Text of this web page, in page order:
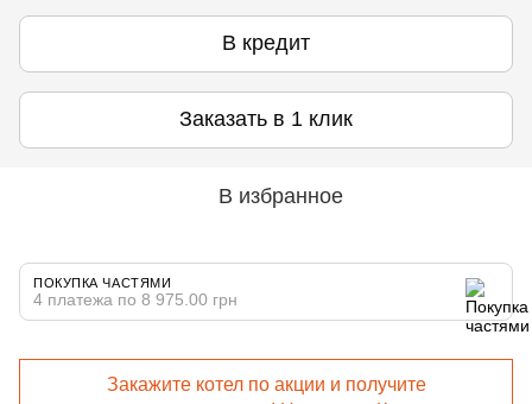
В кредит
Заказать в 1 клик
В избранное
ПОКУПКА ЧАСТЯМИ
4 платежа по 8 975.00 грн
Закажите котел по акции и получите